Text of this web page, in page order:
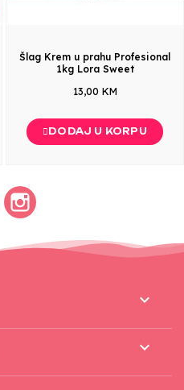
Šlag Krem u prahu Profesional
1kg Lora Sweet
13,00 KM
DODAJ U KORPU
Facebook

